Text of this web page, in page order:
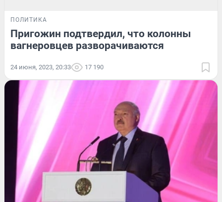
ПОЛИТИКА
Пригожин подтвердил, что колонны
вагнеровцев разворачиваются
24 июня, 2023, 20:33 17 190